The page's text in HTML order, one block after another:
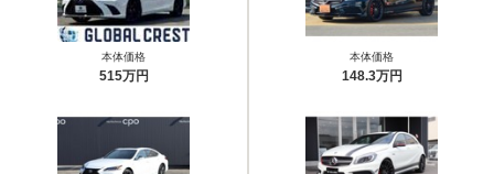
本体価格
515万円
本体価格
148.3万円